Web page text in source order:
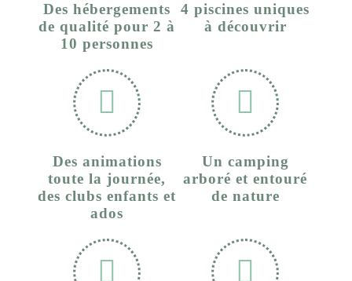
Des hébergements
de qualité pour 2 à
10 personnes
4 piscines uniques
à découvrir
Des animations
toute la journée,
des clubs enfants et
ados
Un camping
arboré et entouré
de nature